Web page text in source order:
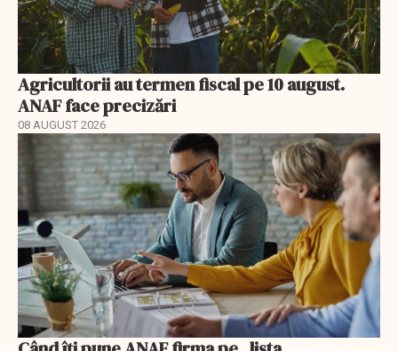
Agricultorii au termen fiscal pe 10 august.
ANAF face precizări
08 AUGUST 2026